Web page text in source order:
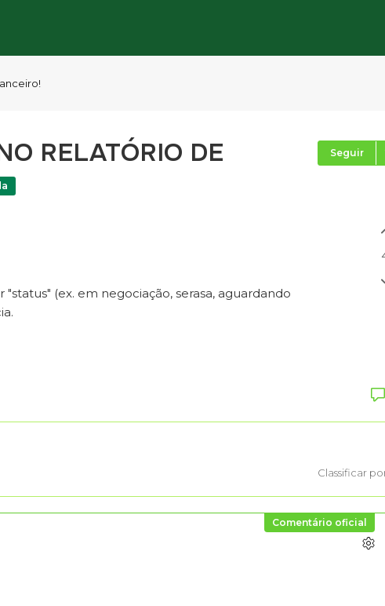
RELATÓRIO DE
Seguir
(ex. em negociação, serasa, aguardando
Classificar
Comentário oficial